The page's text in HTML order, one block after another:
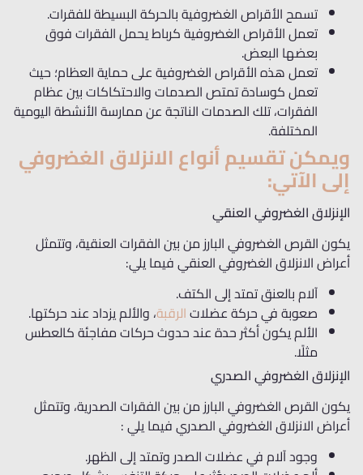
تسمح الأقراص الغضروفية بالحركة البسيطة للفقرات.
تعمل الأقراص الغضروفية كرباط يحمل الفقرات فوق
بعضها البعض.
تعمل هذه الأقراص الغضروفية على حماية العظام؛ حيث
تعمل كوسادة تمتص الصدمات والاحتكاكات بين عظام
الفقرات، تلك الصدمات الناتجة عن ممارسة الأنشطة اليومية
المختلفة.
ويمكن تقسيم أنواع الانزلاق الغضروفي
إلى الآتي:
الإنزلاق الغضروفي العنقي
يكون القرص الغضروفي البارز من بين الفقرات العنقية، وتتمثل
أعراض الانزلاق الغضروفي العنقي فيما يلي:
آلام بالعنق تمتد إلى الكتف.
صعوبة في حركة عضلاتالرقبة، والألم يزداد عند حركتها.
الألم يكون أكثر حدة عند حدوث حركات مفاجئة كالعطس
مثلًا.
الإنزلاق الغضروفي الصدري
يكون القرص الغضروفي البارز من بين الفقرات الصدرية، وتتمثل
أعراض الانزلاق الغضروفي الصدري فيما يلي :
وجود آلام في عضلات الصدر وتمتد إلى الظهر.